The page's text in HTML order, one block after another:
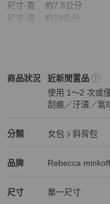
尺寸-寬	約7.5公分
尺寸-高	約18公分
背帶長度	斜背帶長約
適用性別	女用
開口方式	釦式
內部夾層	無
外袋數	1
手機袋	無
【注意事項】
商品狀況
Rebecca minkoff女包商品
近新閒置品
使用 1～2 次或
刮痕／汙漬／氣
分類
Rebecca minkoff女包分類資
女包
斜背包
品牌
Rebecca minkoff精品女包
Rebecca minkoff
Rebecca minkoff推薦清單
尺寸 單一尺寸